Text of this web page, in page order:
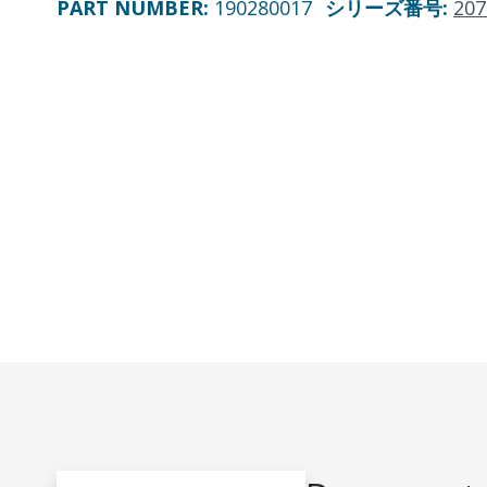
PART NUMBER: 190280017 シリーズ番号: